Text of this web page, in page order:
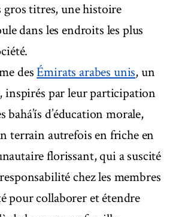
gros titres, une histoire
dans les endroits les plus
desÉmirats arabes unis, un
inspirés par leur participation
bahá’ís d’éducation morale,
terrain autrefois en friche en
florissant, qui a suscité
chez les membres
pour collaborer et étendre